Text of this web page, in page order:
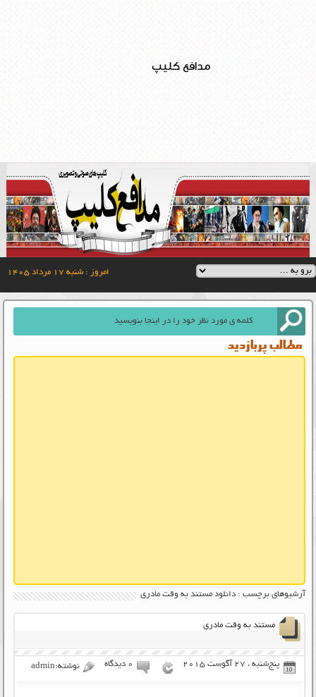
مدافع کلیپ
امروز : شنبه ۱۷ مرداد ۱۴۰۵
مطالب پربازدید
آرشیوهای برچسب : دانلود مستند به وقت مادری
مستند به وقت مادری
پنج‌شنبه ، 27 آگوست 2015 ۰ دیدگاه نوشته:admin